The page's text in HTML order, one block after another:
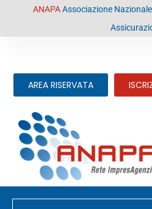
contenutoANAPAAssociazione
AREA RISERVATA